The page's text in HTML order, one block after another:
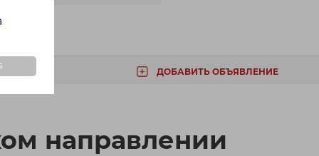
ДОБАВИТЬ ОБЪЯВЛЕНИЕ
направлении